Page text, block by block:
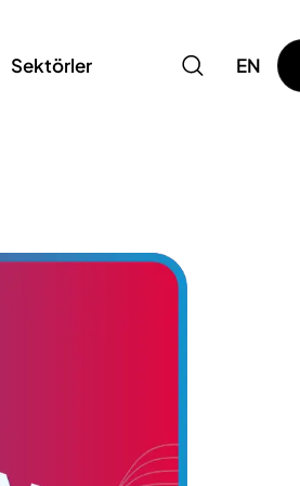
Sektörler EN